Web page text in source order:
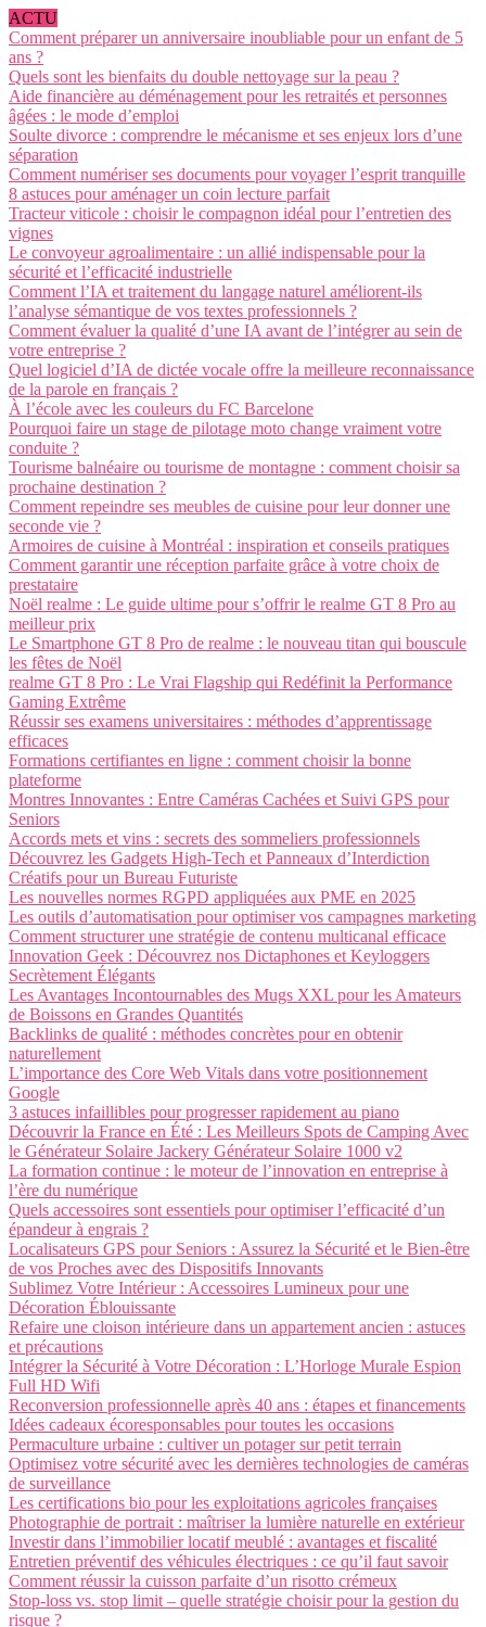
ACTU
Comment préparer un anniversaire inoubliable pour un enfant de 5
ans ?
Quels sont les bienfaits du double nettoyage sur la peau ?
Aide financière au déménagement pour les retraités et personnes
âgées : le mode d’emploi
Soulte divorce : comprendre le mécanisme et ses enjeux lors d’une
séparation
Comment numériser ses documents pour voyager l’esprit tranquille
8 astuces pour aménager un coin lecture parfait
Tracteur viticole : choisir le compagnon idéal pour l’entretien des
vignes
Le convoyeur agroalimentaire : un allié indispensable pour la
sécurité et l’efficacité industrielle
Comment l’IA et traitement du langage naturel améliorent-ils
l’analyse sémantique de vos textes professionnels ?
Comment évaluer la qualité d’une IA avant de l’intégrer au sein de
votre entreprise ?
Quel logiciel d’IA de dictée vocale offre la meilleure reconnaissance
de la parole en français ?
À l’école avec les couleurs du FC Barcelone
Pourquoi faire un stage de pilotage moto change vraiment votre
conduite ?
Tourisme balnéaire ou tourisme de montagne : comment choisir sa
prochaine destination ?
Comment repeindre ses meubles de cuisine pour leur donner une
seconde vie ?
Armoires de cuisine à Montréal : inspiration et conseils pratiques
Comment garantir une réception parfaite grâce à votre choix de
prestataire
Noël realme : Le guide ultime pour s’offrir le realme GT 8 Pro au
meilleur prix
Le Smartphone GT 8 Pro de realme : le nouveau titan qui bouscule
les fêtes de Noël
realme GT 8 Pro : Le Vrai Flagship qui Redéfinit la Performance
Gaming Extrême
Réussir ses examens universitaires : méthodes d’apprentissage
efficaces
Formations certifiantes en ligne : comment choisir la bonne
plateforme
Montres Innovantes : Entre Caméras Cachées et Suivi GPS pour
Seniors
Accords mets et vins : secrets des sommeliers professionnels
Découvrez les Gadgets High-Tech et Panneaux d’Interdiction
Créatifs pour un Bureau Futuriste
Les nouvelles normes RGPD appliquées aux PME en 2025
Les outils d’automatisation pour optimiser vos campagnes marketing
Comment structurer une stratégie de contenu multicanal efficace
Innovation Geek : Découvrez nos Dictaphones et Keyloggers
Secrètement Élégants
Les Avantages Incontournables des Mugs XXL pour les Amateurs
de Boissons en Grandes Quantités
Backlinks de qualité : méthodes concrètes pour en obtenir
naturellement
L’importance des Core Web Vitals dans votre positionnement
Google
3 astuces infaillibles pour progresser rapidement au piano
Découvrir la France en Été : Les Meilleurs Spots de Camping Avec
le Générateur Solaire Jackery Générateur Solaire 1000 v2
La formation continue : le moteur de l’innovation en entreprise à
l’ère du numérique
Quels accessoires sont essentiels pour optimiser l’efficacité d’un
épandeur à engrais ?
Localisateurs GPS pour Seniors : Assurez la Sécurité et le Bien-être
de vos Proches avec des Dispositifs Innovants
Sublimez Votre Intérieur : Accessoires Lumineux pour une
Décoration Éblouissante
Refaire une cloison intérieure dans un appartement ancien : astuces
et précautions
Intégrer la Sécurité à Votre Décoration : L’Horloge Murale Espion
Full HD Wifi
Reconversion professionnelle après 40 ans : étapes et financements
Idées cadeaux écoresponsables pour toutes les occasions
Permaculture urbaine : cultiver un potager sur petit terrain
Optimisez votre sécurité avec les dernières technologies de caméras
de surveillance
Les certifications bio pour les exploitations agricoles françaises
Photographie de portrait : maîtriser la lumière naturelle en extérieur
Investir dans l’immobilier locatif meublé : avantages et fiscalité
Entretien préventif des véhicules électriques : ce qu’il faut savoir
Comment réussir la cuisson parfaite d’un risotto crémeux
Stop-loss vs. stop limit – quelle stratégie choisir pour la gestion du
risque ?